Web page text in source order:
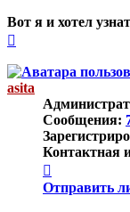
Вот я и хотел
началу
asita
Сообщения:
Контактная
пользователя
Отправить